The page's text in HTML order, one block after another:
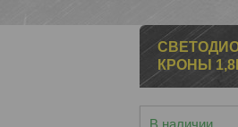
КРОНЫ
В наличии